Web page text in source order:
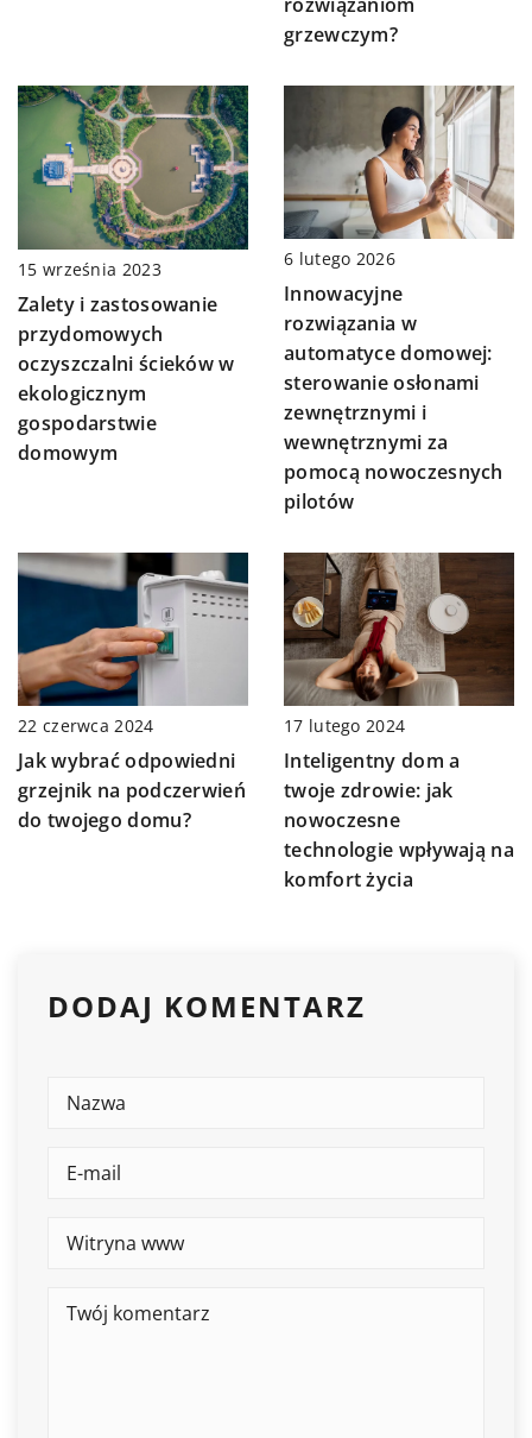
grzewczym?
15 września 2023
Zalety i zastosowanie
przydomowych
oczyszczalni ścieków w
ekologicznym
gospodarstwie
domowym
6 lutego 2026
Innowacyjne
rozwiązania w
automatyce domowej:
sterowanie osłonami
zewnętrznymi i
wewnętrznymi za
pomocą nowoczesnych
pilotów
22 czerwca 2024
Jak wybrać odpowiedni
grzejnik na podczerwień
do twojego domu?
17 lutego 2024
Inteligentny dom a
twoje zdrowie: jak
nowoczesne
technologie wpływają na
komfort życia
DODAJ KOMENTARZ